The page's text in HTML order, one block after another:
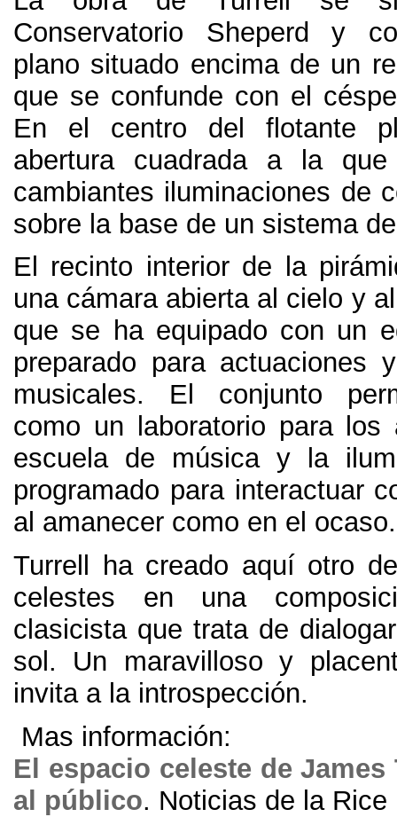
Conservatorio Sheperd y
plano situado encima de un
que se confunde con el
En el centro del flotante
abertura cuadrada a la
cambiantes iluminaciones de
sobre la base de un sistema
El recinto interior de la
una cámara abierta al cielo y
que se ha equipado con un
preparado para actuaciones
musicales. El conjunto
como un laboratorio para los
escuela de música y la
programado para interactuar
al amanecer como en el ocaso.
Turrell ha creado aquí otro
celestes en una
clasicista que trata de
sol . Un maravilloso y
invita a la introspección.
Mas información:
El espacio celeste de James
al público. Noticias de la Rice